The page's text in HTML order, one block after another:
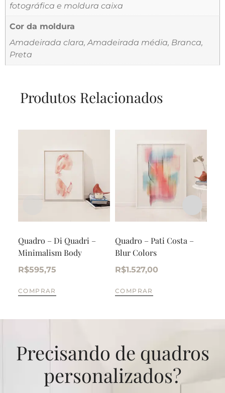
fotográfica e moldura caixa
Cor da moldura
Amadeirada clara, Amadeirada média, Branca,
Preta
Produtos Relacionados
Quadro – Di Quadri –
Minimalism Body
R$595,75
COMPRAR
Quadro – Pati Costa –
Blur Colors
R$1.527,00
COMPRAR
Precisando de quadros
personalizados?